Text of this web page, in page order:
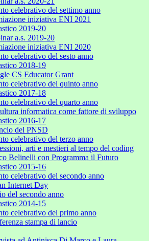
celebrativo del settimo anno
iniziativa ENI 2021
2019-20
a.s. 2019-20
iniziativa ENI 2020
celebrativo del sesto anno
2018-19
CS Educator Grant
celebrativo del quinto anno
2017-18
celebrativo del quarto anno
informatica come fattore di sviluppo
2016-17
del PNSD
celebrativo del terzo anno
arti e mestieri al tempo del coding
Belinelli con Programma il Futuro
2015-16
celebrativo del secondo anno
Internet Day
del secondo anno
2014-15
celebrativo del primo anno
stampa di lancio